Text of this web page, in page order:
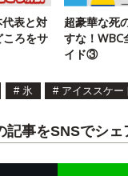
代表と対
ろをサ
超豪華な死
すな！WBC
イド③
# 氷 # アイススケー
記事をSNSでシェ